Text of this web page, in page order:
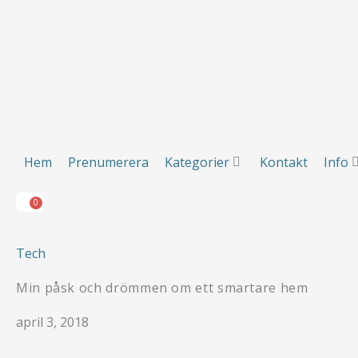
Hem Prenumerera Kategorier Kontakt Info
0
Varukorg
Tech
Min påsk och drömmen om ett smartare hem
april 3, 2018